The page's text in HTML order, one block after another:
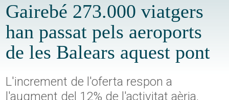
Gairebé 273.000 viatgers
han passat pels aeroports
de les Balears aquest pont
L'increment de l'oferta respon a
l'augment del 12% de l'activitat aèria,